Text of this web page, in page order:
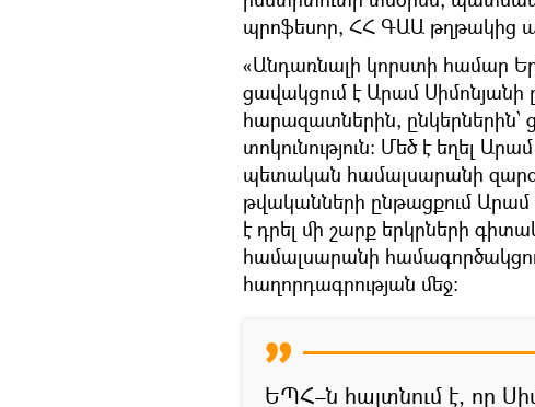
պրոֆեսոր, ՀՀ ԳԱԱ թղթակից
«Անդառնալի կորստի համար
ցավակցում է Արամ
հարազատներին, ընկերներին՝
տոկունություն։ Մեծ է եղել
պետական համալսարանի
թվականների ընթացքում Արամ
է դրել մի շարք երկրների
համալսարանի
հաղորդագրության մեջ։
ԵՊՀ–ն հայտնում է, որ